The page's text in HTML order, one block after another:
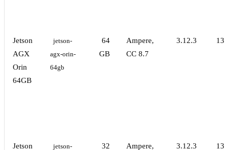
Jetson
AGX
Orin
64GB
jetson-
agx-orin-
64gb
64
GB
Ampere,
CC 8.7
3.12.3
Jetson
jetson-
32
Ampere,
3.12.3